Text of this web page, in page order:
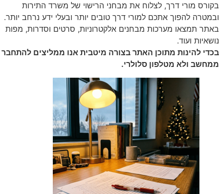
בקורס מורי דרך, לצלוח את מבחני הרישוי של משרד התירות
ובמטרה להפוך אתכם למורי דרך טובים יותר ובעלי ידע נרחב יותר.
באתר תמצאו מערכות מבחנים אלקטרוניות, סרטים וסדרות, מפות
נושאיות ועוד.
בכדי להינות מתוכן האתר בצורה מיטבית אנו ממליצים להתחבר
ממחשב ולא מטלפון סלולרי.